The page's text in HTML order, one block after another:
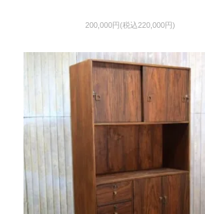
200,000円(税込220,000円)